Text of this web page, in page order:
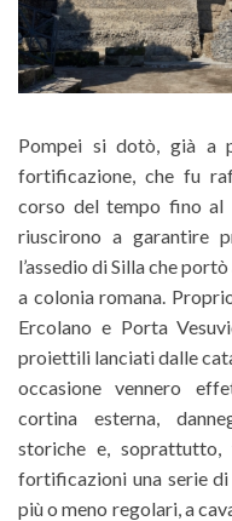
Pompei si dotò, già a
fortificazione, che fu
corso del tempo fino al
riuscirono a garantire
l’assedio di Silla che
a colonia romana.
Ercolano e Porta
proiettili lanciati dalle
occasione vennero
cortina esterna,
storiche e,
fortificazioni una serie
più o meno regolari, a